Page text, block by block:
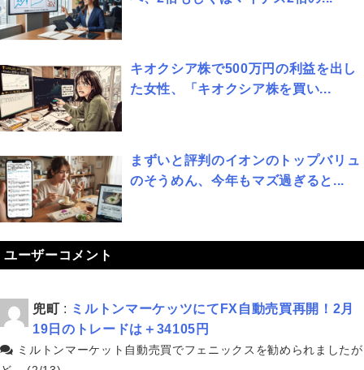
キオクシア株で500万円の利益を出し
た女性、「キオクシア株を買い...
まずいと評判のイオンのトップバリュ
のそうめん、今年もマズ過ぎると...
ユーザーコメント
兜町 : ミルトンマーケッツにてFX自動売買再開！2月
19日のトレードは＋34105円
ミルトンマーケット自動売買でフェニックスを勧められましたが